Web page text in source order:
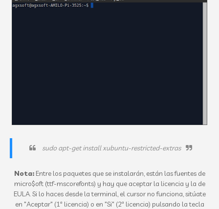
sudo apt-get install xubuntu-restricted-extras
Nota:Entre los paquetes que se instalarán, están las fuentes de
micro$oft (ttf-mscorefonts) y hay que aceptar la licencia y la de
EULA. Si lo haces desde la terminal, el cursor no funciona, sitúate
en "Aceptar" (1ª licencia) o en "Si" (2ª licencia) pulsando la tecla